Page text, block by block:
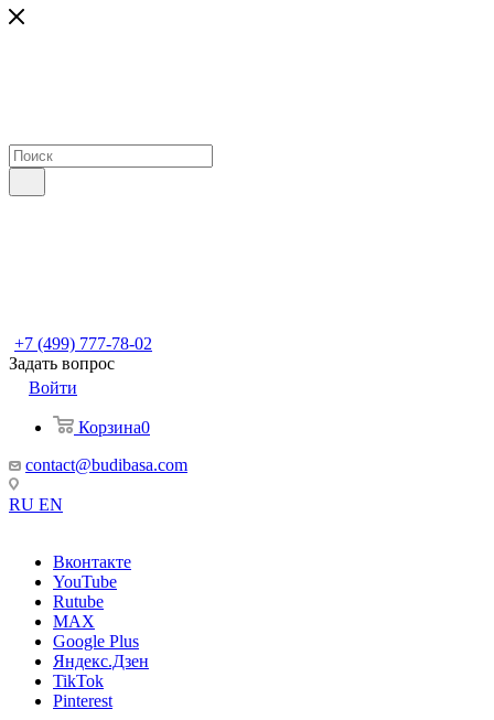
+7 (499) 777-78-02
Задать вопрос
Войти
Корзина0
contact@budibasa.com
RU EN
Вконтакте
YouTube
Rutube
MAX
Google Plus
Яндекс.Дзен
TikTok
Pinterest